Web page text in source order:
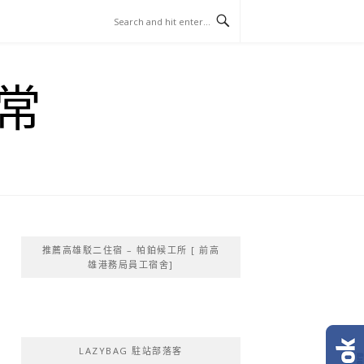
推薦高雄駁二住宿 – 帕鉑候工所 [ 前高
雄港務局員工宿舍]
LAZYBAG 駐站部落客